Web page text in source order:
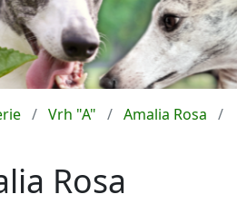
Vrh "A" Amalia Rosa
Rosa